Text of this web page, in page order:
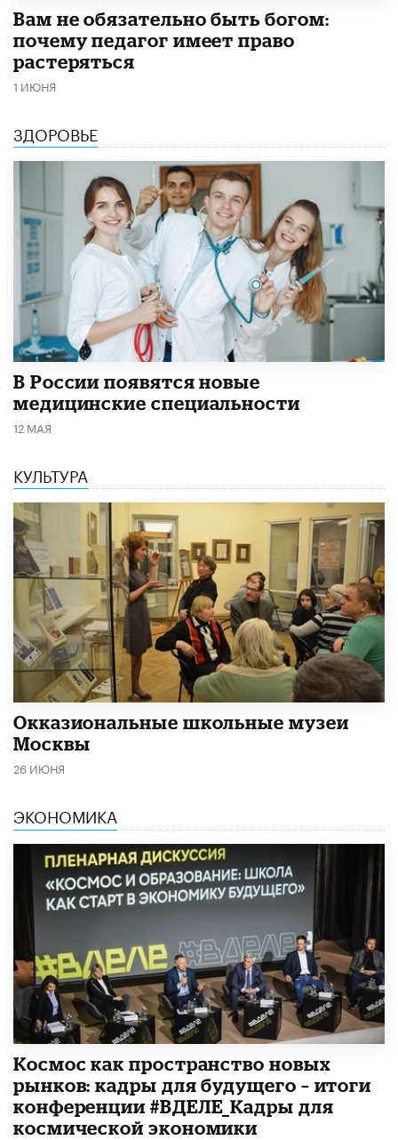
​Вам не обязательно быть богом:
почему педагог имеет право
растеряться
1 ИЮНЯ
ЗДОРОВЬЕ
В России появятся новые
медицинские специальности
12 МАЯ
КУЛЬТУРА
​Окказиональные школьные музеи
Москвы
26 ИЮНЯ
ЭКОНОМИКА
Космос как пространство новых
рынков: кадры для будущего – итоги
конференции #ВДЕЛЕ_Кадры для
космической экономики